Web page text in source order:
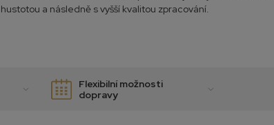
hustotou a následně s vyšší kvalitou zpracování.
Flexibilní možnosti
dopravy